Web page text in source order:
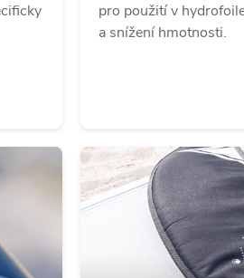
pro použití v
a snížení hmotnosti.